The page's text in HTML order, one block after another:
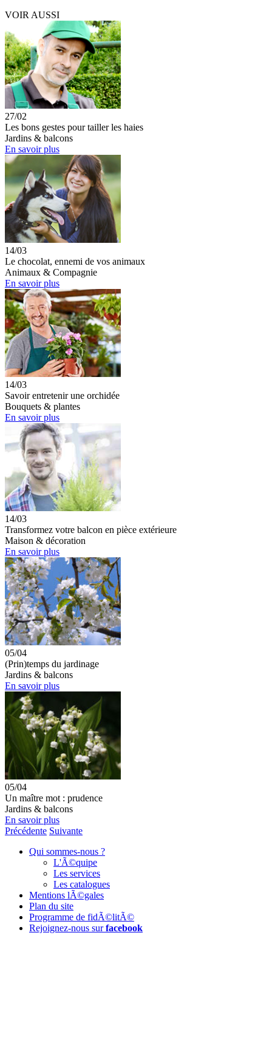
VOIR AUSSI
27/02
Les bons gestes pour tailler les haies
Jardins & balcons
En savoir plus
14/03
Le chocolat, ennemi de vos animaux
Animaux & Compagnie
En savoir plus
14/03
Savoir entretenir une orchidée
Bouquets & plantes
En savoir plus
14/03
Transformez votre balcon en pièce extérieure
Maison & décoration
En savoir plus
05/04
(Prin)temps du jardinage
Jardins & balcons
En savoir plus
05/04
Un maître mot : prudence
Jardins & balcons
En savoir plus
Précédente Suivante
Qui sommes-nous ?
L'Ã©quipe
Les services
Les catalogues
Mentions lÃ©gales
Plan du site
Programme de fidÃ©litÃ©
Rejoignez-nous sur facebook